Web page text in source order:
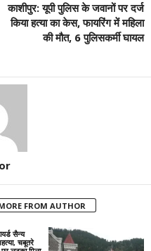
काशीपुर: यूपी पुलिस के जवानों पर दर्ज
किया हत्या का केस, फायरिंग में महिला
की मौत, 6 पुलिसकर्मी घायल
FROM AUTHOR
सैन्य
चबूतरे